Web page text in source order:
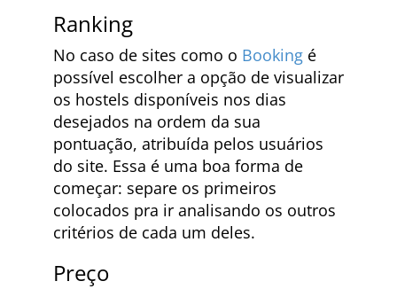
Ranking
No caso de sites como o Booking é
possível escolher a opção de visualizar
os hostels disponíveis nos dias
desejados na ordem da sua
pontuação, atribuída pelos usuários
do site. Essa é uma boa forma de
começar: separe os primeiros
colocados pra ir analisando os outros
critérios de cada um deles.
Preço